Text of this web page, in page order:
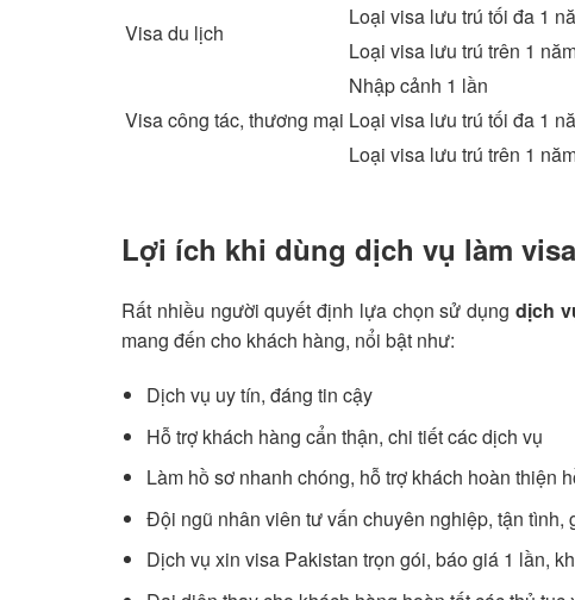
Visa du lịch
Loại visa lưu trú tối đa 1
Loại visa lưu trú trên 1
Visa công tác, thương mại
Nhập cảnh 1 lần
Loại visa lưu trú tối đa 1
Loại visa lưu trú trên 1
Lợi ích khi dùng dịch vụ làm
Rất nhiều người quyết định lựa chọn sử dụngdịch
mang đến cho khách hàng, nổi bật như:
Dịch vụ uy tín, đáng tin cậy
Hỗ trợ khách hàng cẩn thận, chi tiết các dịch vụ
Làm hồ sơ nhanh chóng, hỗ trợ khách hoàn thiện
Đội ngũ nhân viên tư vấn chuyên nghiệp, tận tình,
Dịch vụ xin visa Pakistan trọn gói, báo giá 1 lần,